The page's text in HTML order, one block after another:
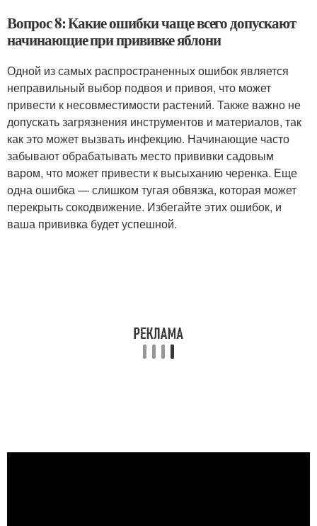
Вопрос 8: Какие ошибки чаще всего допускают
начинающие при прививке яблони
Одной из самых распространенных ошибок является
неправильный выбор подвоя и привоя, что может
привести к несовместимости растений. Также важно не
допускать загрязнения инструментов и материалов, так
как это может вызвать инфекцию. Начинающие часто
забывают обрабатывать место прививки садовым
варом, что может привести к высыханию черенка. Еще
одна ошибка — слишком тугая обвязка, которая может
перекрыть сокодвижение. Избегайте этих ошибок, и
ваша прививка будет успешной.